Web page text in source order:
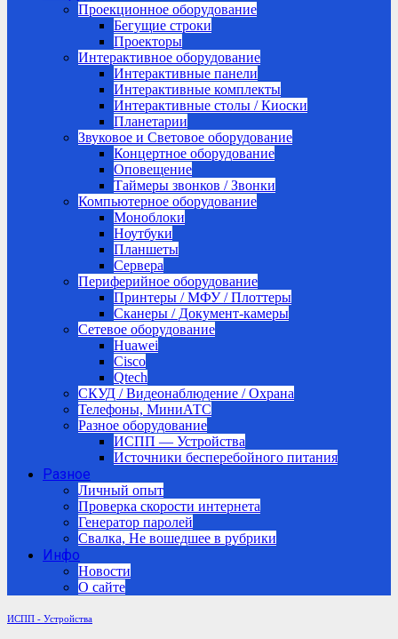
Проекционное оборудование
Бегущие строки
Проекторы
Интерактивное оборудование
Интерактивные панели
Интерактивные комплекты
Интерактивные столы / Киоски
Планетарии
Звуковое и Световое оборудование
Концертное оборудование
Оповещение
Таймеры звонков / Звонки
Компьютерное оборудование
Моноблоки
Ноутбуки
Планшеты
Сервера
Периферийное оборудование
Принтеры / МФУ / Плоттеры
Сканеры / Документ-камеры
Сетевое оборудование
Huawei
Cisco
Qtech
СКУД / Видеонаблюдение / Охрана
Телефоны, МиниАТС
Разное оборудование
ИСПП — Устройства
Источники бесперебойного питания
Разное
Личный опыт
Проверка скорости интернета
Генератор паролей
Свалка, Не вошедшее в рубрики
Инфо
Новости
О сайте
ИСПП - Устройства